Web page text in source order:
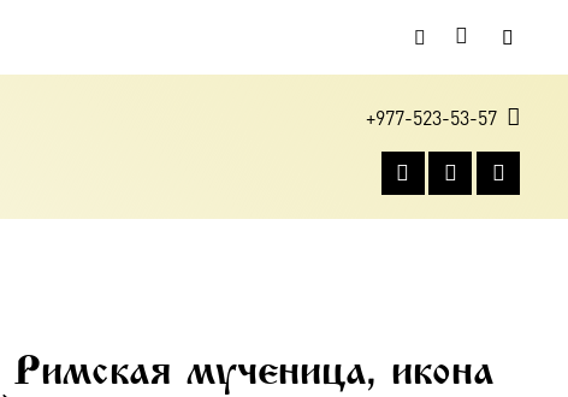
+977-523-53-57
Римская мученица, икона